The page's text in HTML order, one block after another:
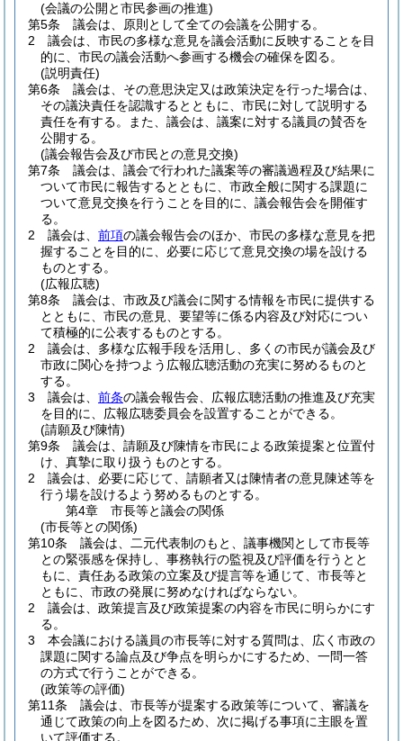
(会議の公開と市民参画の推進)
第5条
議会は、原則として全ての会議を公開する。
2
議会は、市民の多様な意見を議会活動に反映することを目
的に、市民の議会活動へ参画する機会の確保を図る。
(説明責任)
第6条
議会は、その意思決定又は政策決定を行った場合は、
その議決責任を認識するとともに、市民に対して説明する
責任を有する。
また、議会は、議案に対する議員の賛否を
公開する。
(議会報告会及び市民との意見交換)
第7条
議会は、議会で行われた議案等の審議過程及び結果に
ついて市民に報告するとともに、市政全般に関する課題に
ついて意見交換を行うことを目的に、議会報告会を開催す
る。
2
議会は、 前項の議会報告会のほか、市民の多様な意見を把
握することを目的に、必要に応じて意見交換の場を設ける
ものとする。
(広報広聴)
第8条
議会は、市政及び議会に関する情報を市民に提供する
とともに、市民の意見、要望等に係る内容及び対応につい
て積極的に公表するものとする。
2
議会は、多様な広報手段を活用し、多くの市民が議会及び
市政に関心を持つよう広報広聴活動の充実に努めるものと
する。
3
議会は、 前条の議会報告会、広報広聴活動の推進及び充実
を目的に、広報広聴委員会を設置することができる。
(請願及び陳情)
第9条
議会は、請願及び陳情を市民による政策提案と位置付
け、真摯に取り扱うものとする。
2
議会は、必要に応じて、請願者又は陳情者の意見陳述等を
行う場を設けるよう努めるものとする。
第4章
市長等と議会の関係
(市長等との関係)
第10条
議会は、二元代表制のもと、議事機関として市長等
との緊張感を保持し、事務執行の監視及び評価を行うとと
もに、責任ある政策の立案及び提言等を通じて、市長等と
ともに、市政の発展に努めなければならない。
2
議会は、政策提言及び政策提案の内容を市民に明らかにす
る。
3
本会議における議員の市長等に対する質問は、広く市政の
課題に関する論点及び争点を明らかにするため、一問一答
の方式で行うことができる。
(政策等の評価)
第11条
議会は、市長等が提案する政策等について、審議を
通じて政策の向上を図るため、次に掲げる事項に主眼を置
いて評価する。